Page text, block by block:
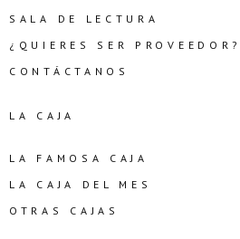
SALA DE LECTURA
¿QUIERES SER PROVEEDOR?
CONTÁCTANOS
LA CAJA
LA FAMOSA CAJA
LA CAJA DEL MES
OTRAS CAJAS